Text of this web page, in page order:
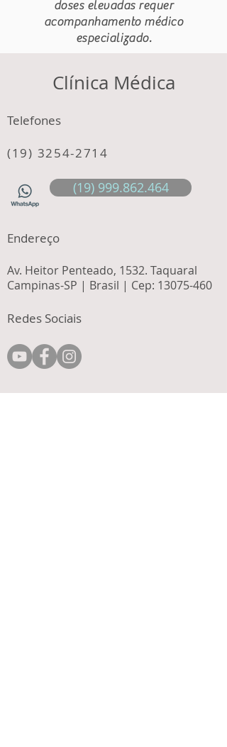
doses elevadas requer
acompanhamento médico
especializado.
Av. Heitor Penteado, 1532. Taquaral
Campinas-SP | Brasil | Cep: 13075-460
Telefones
Clínica Médica
(19) 3254-2714
Endereço
Redes Sociais
(19) 999.862.464